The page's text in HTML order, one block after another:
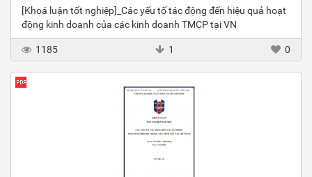
[Khoá luận tốt nghiệp]_Các yếu tố tác động đến hiệu quả hoạt
động kinh doanh của các kinh doanh TMCP tại VN
1185 1 0